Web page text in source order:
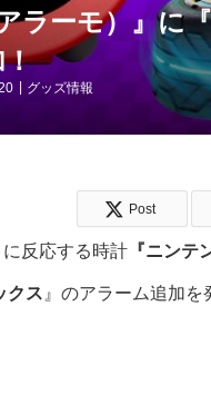
ラーモ）』に
グッズ情報
Post
反応する時計『ニンテ
クス 』のアラーム追加